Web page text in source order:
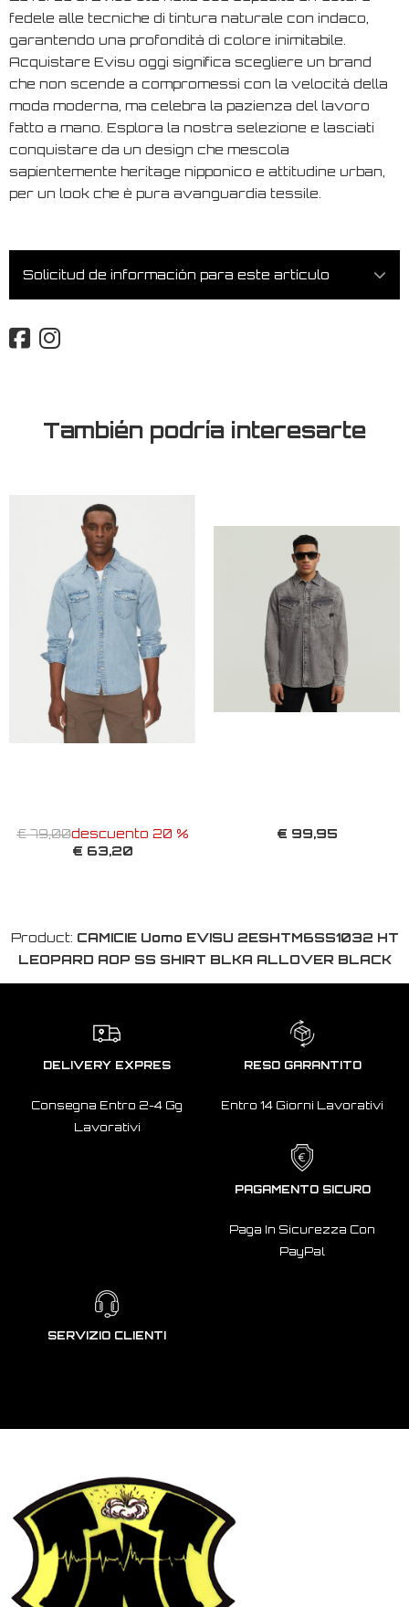
fedele alle tecniche di tintura naturale con indaco,
garantendo una profondità di colore inimitabile.
Acquistare Evisu oggi significa scegliere un brand
che non scende a compromessi con la velocità della
moda moderna, ma celebra la pazienza del lavoro
fatto a mano. Esplora la nostra selezione e lasciati
conquistare da un design che mescola
sapientemente heritage nipponico e attitudine urban,
per un look che è pura avanguardia tessile.
Solicitud de información para este artículo
También podría interesarte
€ 79,00descuento 20 %
€ 63,20
€ 99,95
Product: CAMICIE Uomo EVISU 2ESHTM6SS1032 HT
LEOPARD AOP SS SHIRT BLKA ALLOVER BLACK
DELIVERY EXPRES
Consegna Entro 2-4 Gg
Lavorativi
RESO GARANTITO
Entro 14 Giorni Lavorativi
PAGAMENTO SICURO
Paga In Sicurezza Con
PayPal
SERVIZIO CLIENTI